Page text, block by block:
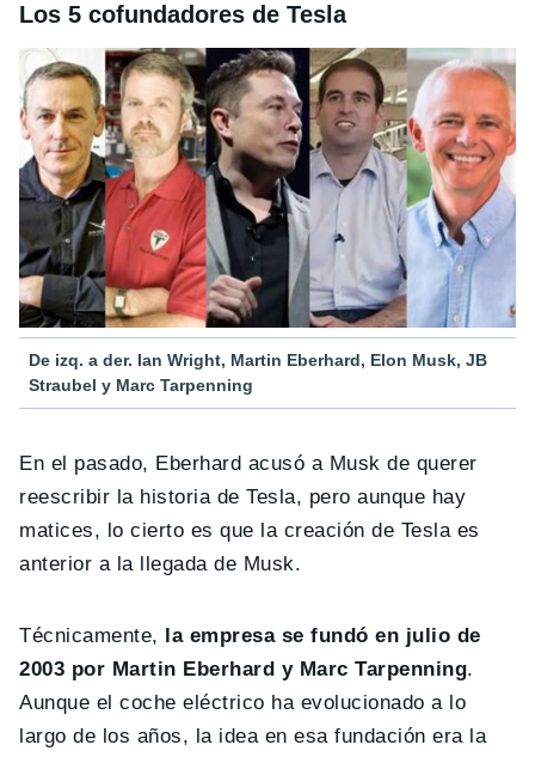
Los 5 cofundadores de Tesla
De izq. a der. Ian Wright, Martin Eberhard, Elon Musk, JB
Straubel y Marc Tarpenning
En el pasado, Eberhard acusó a Musk de querer
reescribir la historia de Tesla, pero aunque hay
matices, lo cierto es que la creación de Tesla es
anterior a la llegada de Musk.
Técnicamente, la empresa se fundó en julio de
2003 por Martin Eberhard y Marc Tarpenning.
Aunque el coche eléctrico ha evolucionado a lo
largo de los años, la idea en esa fundación era la